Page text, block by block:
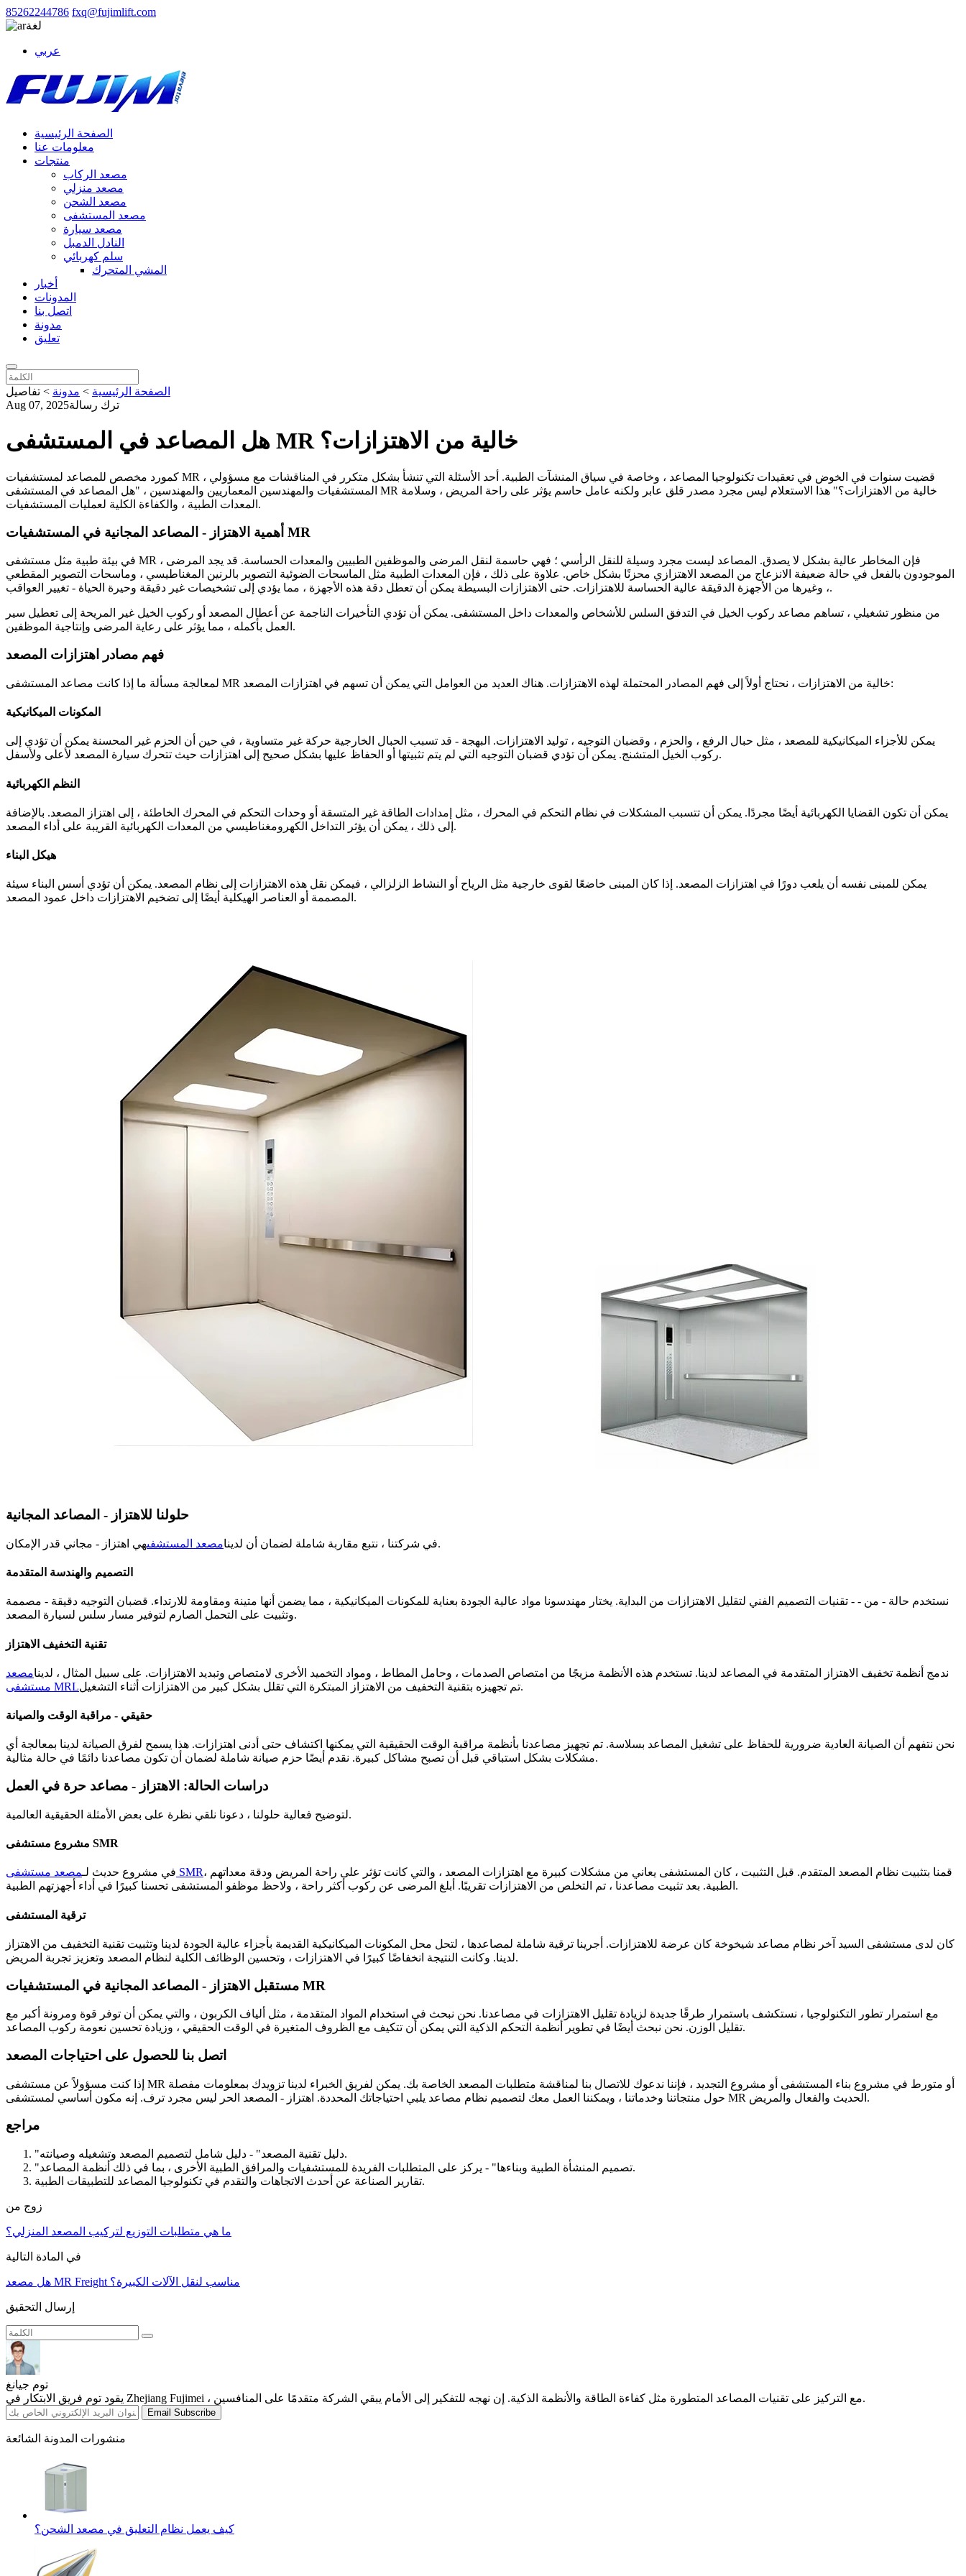
85262244786 fxq@fujimlift.com
لغة
عربي
الصفحة الرئيسية
معلومات عنا
منتجات
مصعد الركاب
مصعد منزلي
مصعد الشحن
مصعد المستشفى
مصعد سيارة
النادل الدمبل
سلم كهربائي
المشي المتحرك
أخبار
المدونات
اتصل بنا
مدونة
تعليق
الصفحة الرئيسية > مدونة > تفاصيل
Aug 07, 2025ترك رسالة
هل المصاعد في المستشفى MR خالية من الاهتزازات؟
كمورد مخصص للمصاعد لمستشفيات MR ، قضيت سنوات في الخوض في تعقيدات تكنولوجيا المصاعد ، وخاصة في سياق المنشآت الطبية. أحد الأسئلة التي تنشأ بشكل متكرر في المناقشات مع مسؤولي
المستشفيات والمهندسين المعماريين والمهندسين ، "هل المصاعد في المستشفى MR خالية من الاهتزازات؟" هذا الاستعلام ليس مجرد مصدر قلق عابر ولكنه عامل حاسم يؤثر على راحة المريض ، وسلامة
المعدات الطبية ، والكفاءة الكلية لعمليات المستشفيات.
أهمية الاهتزاز - المصاعد المجانية في المستشفيات MR
في بيئة طبية مثل مستشفى MR ، فإن المخاطر عالية بشكل لا يصدق. المصاعد ليست مجرد وسيلة للنقل الرأسي ؛ فهي حاسمة لنقل المرضى والموظفين الطبيين والمعدات الحساسة. قد يجد المرضى
الموجودون بالفعل في حالة ضعيفة الانزعاج من المصعد الاهتزازي محزنًا بشكل خاص. علاوة على ذلك ، فإن المعدات الطبية مثل الماسحات الضوئية التصوير بالرنين المغناطيسي ، وماسحات التصوير المقطعي
، وغيرها من الأجهزة الدقيقة عالية الحساسة للاهتزازات. حتى الاهتزازات البسيطة يمكن أن تعطل دقة هذه الأجهزة ، مما يؤدي إلى تشخيصات غير دقيقة وحيرة الحياة - تغيير العواقب.
من منظور تشغيلي ، تساهم مصاعد ركوب الخيل في التدفق السلس للأشخاص والمعدات داخل المستشفى. يمكن أن تؤدي التأخيرات الناجمة عن أعطال المصعد أو ركوب الخيل غير المريحة إلى تعطيل سير
العمل بأكمله ، مما يؤثر على رعاية المرضى وإنتاجية الموظفين.
فهم مصادر اهتزازات المصعد
لمعالجة مسألة ما إذا كانت مصاعد المستشفى MR خالية من الاهتزازات ، نحتاج أولاً إلى فهم المصادر المحتملة لهذه الاهتزازات. هناك العديد من العوامل التي يمكن أن تسهم في اهتزازات المصعد:
المكونات الميكانيكية
يمكن للأجزاء الميكانيكية للمصعد ، مثل حبال الرفع ، والحزم ، وقضبان التوجيه ، توليد الاهتزازات. البهجة - قد تسبب الحبال الخارجية حركة غير متساوية ، في حين أن الحزم غير المحسنة يمكن أن تؤدي إلى
ركوب الخيل المتشنج. يمكن أن تؤدي قضبان التوجيه التي لم يتم تثبيتها أو الحفاظ عليها بشكل صحيح إلى اهتزازات حيث تتحرك سيارة المصعد لأعلى ولأسفل.
النظم الكهربائية
يمكن أن تكون القضايا الكهربائية أيضًا مجردًا. يمكن أن تتسبب المشكلات في نظام التحكم في المحرك ، مثل إمدادات الطاقة غير المتسقة أو وحدات التحكم في المحرك الخاطئة ، إلى اهتزاز المصعد. بالإضافة
إلى ذلك ، يمكن أن يؤثر التداخل الكهرومغناطيسي من المعدات الكهربائية القريبة على أداء المصعد.
هيكل البناء
يمكن للمبنى نفسه أن يلعب دورًا في اهتزازات المصعد. إذا كان المبنى خاضعًا لقوى خارجية مثل الرياح أو النشاط الزلزالي ، فيمكن نقل هذه الاهتزازات إلى نظام المصعد. يمكن أن تؤدي أسس البناء سيئة
المصممة أو العناصر الهيكلية أيضًا إلى تضخيم الاهتزازات داخل عمود المصعد.
حلولنا للاهتزاز - المصاعد المجانية
في شركتنا ، نتبع مقاربة شاملة لضمان أن لدينامصعد المستشفى هي اهتزاز - مجاني قدر الإمكان.
التصميم والهندسة المتقدمة
نستخدم حالة - من - - تقنيات التصميم الفني لتقليل الاهتزازات من البداية. يختار مهندسونا مواد عالية الجودة بعناية للمكونات الميكانيكية ، مما يضمن أنها متينة ومقاومة للارتداء. قضبان التوجيه دقيقة - مصممة
وتثبيت على التحمل الصارم لتوفير مسار سلس لسيارة المصعد.
تقنية التخفيف الاهتزاز
ندمج أنظمة تخفيف الاهتزاز المتقدمة في المصاعد لدينا. تستخدم هذه الأنظمة مزيجًا من امتصاص الصدمات ، وحامل المطاط ، ومواد التخميد الأخرى لامتصاص وتبديد الاهتزازات. على سبيل المثال ، لدينامصعد
مستشفى MRL
تم تجهيزه بتقنية التخفيف من الاهتزاز المبتكرة التي تقلل بشكل كبير من الاهتزازات أثناء التشغيل.
حقيقي - مراقبة الوقت والصيانة
نحن نتفهم أن الصيانة العادية ضرورية للحفاظ على تشغيل المصاعد بسلاسة. تم تجهيز مصاعدنا بأنظمة مراقبة الوقت الحقيقية التي يمكنها اكتشاف حتى أدنى اهتزازات. هذا يسمح لفرق الصيانة لدينا بمعالجة أي
مشكلات بشكل استباقي قبل أن تصبح مشاكل كبيرة. نقدم أيضًا حزم صيانة شاملة لضمان أن تكون مصاعدنا دائمًا في حالة مثالية.
دراسات الحالة: الاهتزاز - مصاعد حرة في العمل
لتوضيح فعالية حلولنا ، دعونا نلقي نظرة على بعض الأمثلة الحقيقية العالمية.
مشروع مستشفى SMR
في مشروع حديث لـ مصعد مستشفى SMR، قمنا بتثبيت نظام المصعد المتقدم. قبل التثبيت ، كان المستشفى يعاني من مشكلات كبيرة مع اهتزازات المصعد ، والتي كانت تؤثر على راحة المريض ودقة معداتهم
الطبية. بعد تثبيت مصاعدنا ، تم التخلص من الاهتزازات تقريبًا. أبلغ المرضى عن ركوب أكثر راحة ، ولاحظ موظفو المستشفى تحسنا كبيرًا في أداء أجهزتهم الطبية.
ترقية المستشفى
كان لدى مستشفى السيد آخر نظام مصاعد شيخوخة كان عرضة للاهتزازات. أجرينا ترقية شاملة لمصاعدها ، لتحل محل المكونات الميكانيكية القديمة بأجزاء عالية الجودة لدينا وتثبيت تقنية التخفيف من الاهتزاز
لدينا. وكانت النتيجة انخفاضًا كبيرًا في الاهتزازات ، وتحسين الوظائف الكلية لنظام المصعد وتعزيز تجربة المريض.
مستقبل الاهتزاز - المصاعد المجانية في المستشفيات MR
مع استمرار تطور التكنولوجيا ، نستكشف باستمرار طرقًا جديدة لزيادة تقليل الاهتزازات في مصاعدنا. نحن نبحث في استخدام المواد المتقدمة ، مثل ألياف الكربون ، والتي يمكن أن توفر قوة ومرونة أكبر مع
تقليل الوزن. نحن نبحث أيضًا في تطوير أنظمة التحكم الذكية التي يمكن أن تتكيف مع الظروف المتغيرة في الوقت الحقيقي ، وزيادة تحسين نعومة ركوب المصاعد.
اتصل بنا للحصول على احتياجات المصعد
إذا كنت مسؤولاً عن مستشفى MR أو متورط في مشروع بناء المستشفى أو مشروع التجديد ، فإننا ندعوك للاتصال بنا لمناقشة متطلبات المصعد الخاصة بك. يمكن لفريق الخبراء لدينا تزويدك بمعلومات مفصلة
حول منتجاتنا وخدماتنا ، ويمكننا العمل معك لتصميم نظام مصاعد يلبي احتياجاتك المحددة. اهتزاز - المصعد الحر ليس مجرد ترف. إنه مكون أساسي لمستشفى MR الحديث والفعال والمريض.
مراجع
"دليل تقنية المصعد" - دليل شامل لتصميم المصعد وتشغيله وصيانته.
"تصميم المنشأة الطبية وبناءها" - يركز على المتطلبات الفريدة للمستشفيات والمرافق الطبية الأخرى ، بما في ذلك أنظمة المصاعد.
تقارير الصناعة عن أحدث الاتجاهات والتقدم في تكنولوجيا المصاعد للتطبيقات الطبية.
زوج من
ما هي متطلبات التوزيع لتركيب المصعد المنزلي؟
في المادة التالية
هل مصعد MR Freight مناسب لنقل الآلات الكبيرة؟
إرسال التحقيق
توم جيانغ
يقود توم فريق الابتكار في Zhejiang Fujimei ، مع التركيز على تقنيات المصاعد المتطورة مثل كفاءة الطاقة والأنظمة الذكية. إن نهجه للتفكير إلى الأمام يبقي الشركة متقدمًا على المنافسين.
Email Subscribe
منشورات المدونة الشائعة
كيف يعمل نظام التعليق في مصعد الشحن؟